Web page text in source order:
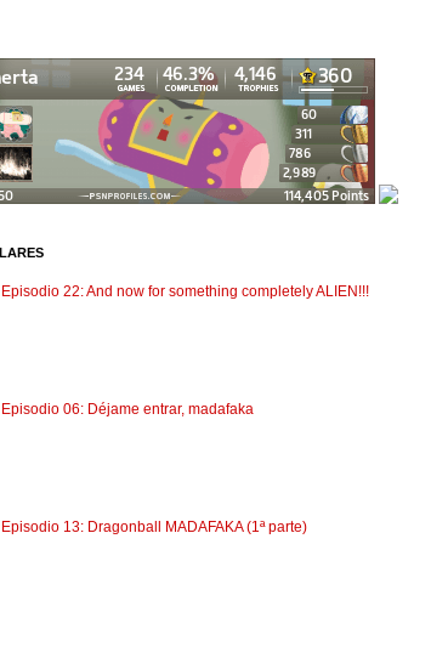
Episodio 22: And now for something completely ALIEN!!!
Episodio 06: Déjame entrar, madafaka
Episodio 13: Dragonball MADAFAKA (1ª parte)